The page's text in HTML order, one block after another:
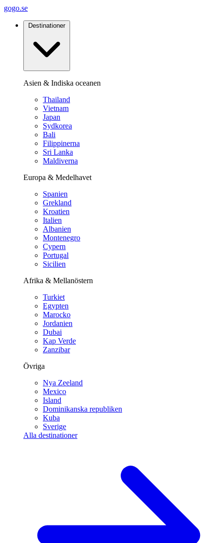
gogo.se
Destinationer
Asien & Indiska oceanen
Thailand
Vietnam
Japan
Sydkorea
Bali
Filippinerna
Sri Lanka
Maldiverna
Europa & Medelhavet
Spanien
Grekland
Kroatien
Italien
Albanien
Montenegro
Cypern
Portugal
Sicilien
Afrika & Mellanöstern
Turkiet
Egypten
Marocko
Jordanien
Dubai
Kap Verde
Zanzibar
Övriga
Nya Zeeland
Mexico
Island
Dominikanska republiken
Kuba
Sverige
Alla destinationer